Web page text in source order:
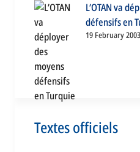
L’OTAN va
défensifs en
19 February 2003
Textes officiels